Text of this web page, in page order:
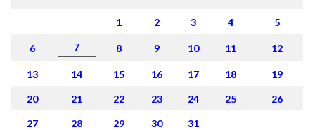
1 2 3 4 5
6 7 8 9 10 11 12
13 14 15 16 17 18 19
20 21 22 23 24 25 26
27 28 29 30 31